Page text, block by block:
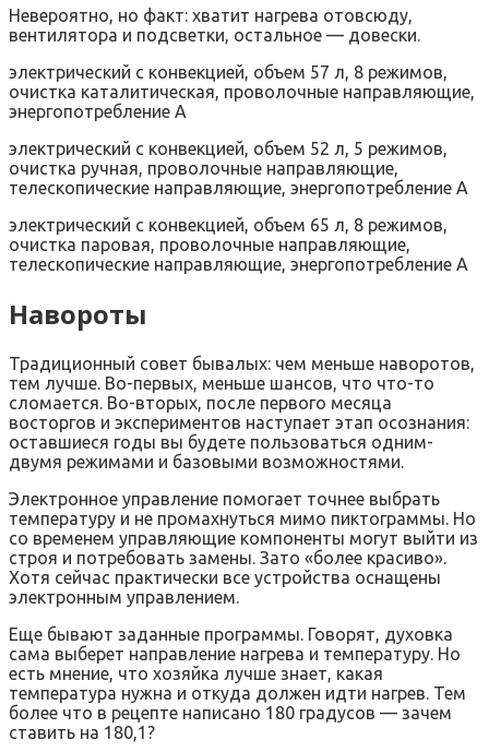
Невероятно, но факт: хватит нагрева отовсюду,
вентилятора и подсветки, остальное — довески.
электрический с конвекцией, объем 57 л, 8 режимов,
очистка каталитическая, проволочные направляющие,
энергопотребление A
электрический с конвекцией, объем 52 л, 5 режимов,
очистка ручная, проволочные направляющие,
телескопические направляющие, энергопотребление A
электрический с конвекцией, объем 65 л, 8 режимов,
очистка паровая, проволочные направляющие,
телескопические направляющие, энергопотребление A
Навороты
Традиционный совет бывалых: чем меньше наворотов,
тем лучше. Во-первых, меньше шансов, что что-то
сломается. Во-вторых, после первого месяца
восторгов и экспериментов наступает этап осознания:
оставшиеся годы вы будете пользоваться одним-
двумя режимами и базовыми возможностями.
Электронное управление помогает точнее выбрать
температуру и не промахнуться мимо пиктограммы. Но
со временем управляющие компоненты могут выйти из
строя и потребовать замены. Зато «более красиво».
Хотя сейчас практически все устройства оснащены
электронным управлением.
Еще бывают заданные программы. Говорят, духовка
сама выберет направление нагрева и температуру. Но
есть мнение, что хозяйка лучше знает, какая
температура нужна и откуда должен идти нагрев. Тем
более что в рецепте написано 180 градусов — зачем
ставить на 180,1?